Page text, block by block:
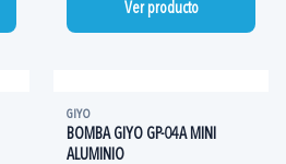
Ver producto
GIYO
BOMBA GIYO GP-04A MINI
ALUMINIO